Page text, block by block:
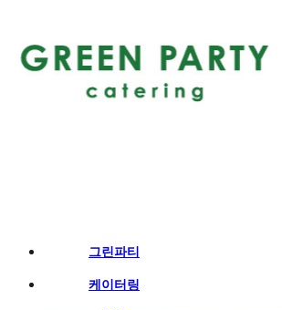
그린파티
케이터링